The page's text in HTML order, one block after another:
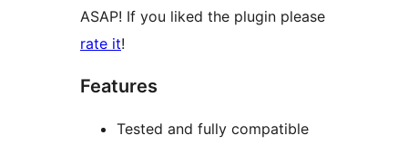
ASAP! If you liked the plugin please
rate it!
Features
Tested and fully compatible